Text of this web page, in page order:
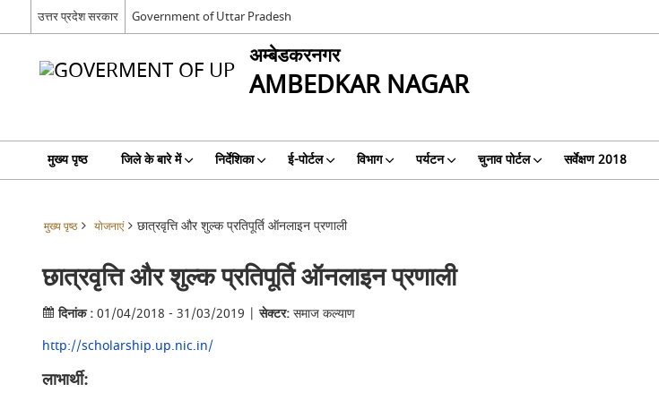
उत्तर प्रदेश सरकार Government of Uttar Pradesh
अम्बेडकरनगर
AMBEDKAR NAGAR
मुख्य पृष्ठ जिले के बारे में निर्देशिका ई-पोर्टल विभाग पर्यटन चुनाव पोर्टल सर्वेक्षण 2018
मुख्य पृष्ठ योजनाएं छात्रवृत्ति और शुल्क प्रतिपूर्ति ऑनलाइन प्रणाली
छात्रवृत्ति और शुल्क प्रतिपूर्ति ऑनलाइन प्रणाली
दिनांक :01/04/2018 - 31/03/2019 |सेक्टर:समाज कल्याण
http://scholarship.up.nic.in/
लाभार्थी: